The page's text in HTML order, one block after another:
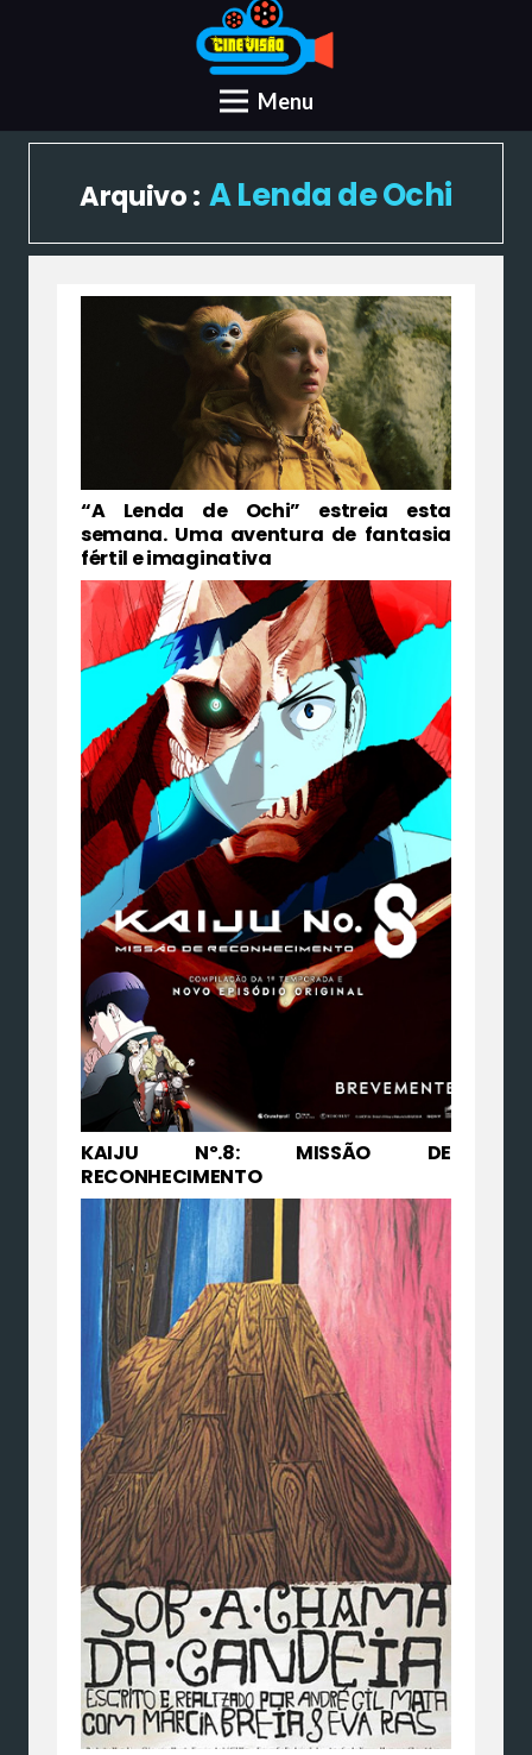
Menu
Arquivo : A Lenda de Ochi
“A Lenda de Ochi” estreia esta
semana. Uma aventura de fantasia
fértil e imaginativa
KAIJU Nº.8: MISSÃO DE
RECONHECIMENTO